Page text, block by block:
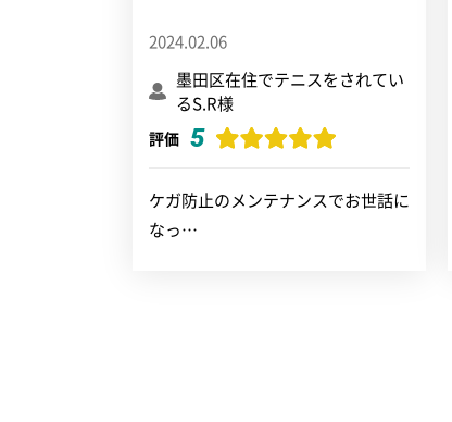
2024.02.06
墨田区在住でテニスをされてい
るS.R様
評価 5
ケガ防止のメンテナンスでお世話に
なっ…